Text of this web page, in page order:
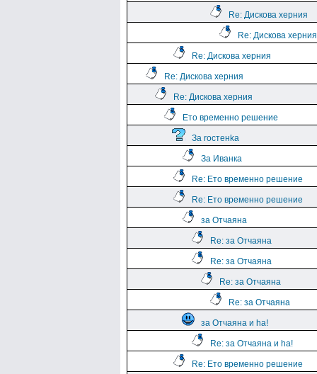
Re: Дискова херния
Re: Дискова херния
Re: Дискова херния
Re: Дискова херния
Re: Дискова херния
Ето временно решение
За rocтeнka
За Иванка
Re: Ето временно решение
Re: Ето временно решение
за Отчаяна
Re: за Отчаяна
Re: за Отчаяна
Re: за Отчаяна
Re: за Отчаяна
за Отчаяна и ha!
Re: за Отчаяна и ha!
Re: Ето временно решение